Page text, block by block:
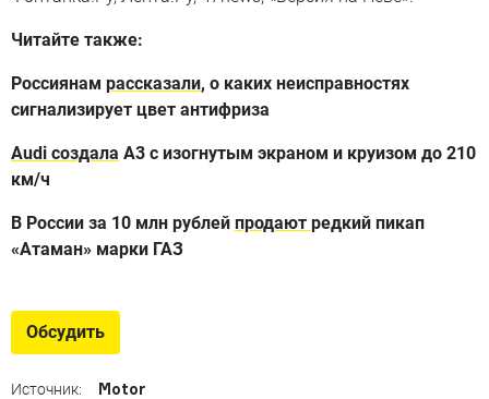
Читайте также:
Россиянам рассказали, о каких неисправностях
сигнализирует цвет антифриза
Audi создала A3 с изогнутым экраном и круизом до 210
км/ч
В России за 10 млн рублей продают редкий пикап
«Атаман» марки ГАЗ
Обсудить
Источник: Motor